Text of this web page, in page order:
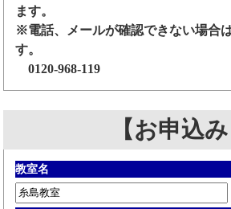
ます。
※電話、メールが確認できない場合
す。
0120-968-119
【お申込み
教室名